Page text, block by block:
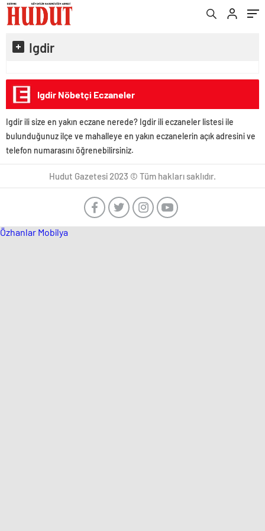
Igdir
Igdir Nöbetçi Eczaneler
Igdir ili size en yakın eczane nerede? Igdir ili eczaneler listesi ile
bulunduğunuz ilçe ve mahalleye en yakın eczanelerin açık adresini ve
telefon numarasını öğrenebilirsiniz.
Hudut Gazetesi 2023 © Tüm hakları saklıdır.
Özhanlar Mobilya